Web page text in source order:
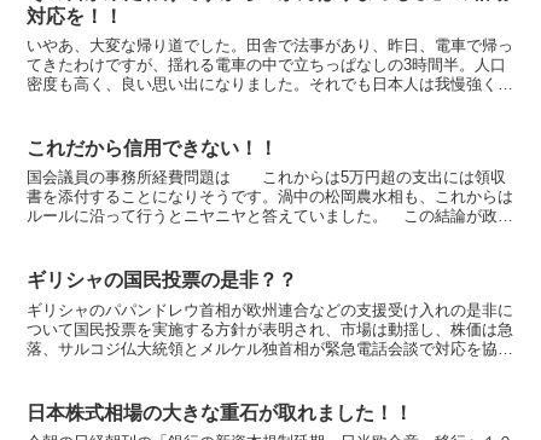
対応を！！
いやあ、大変な帰り道でした。田舎で法事があり、昨日、電車で帰っ
てきたわけですが、揺れる電車の中で立ちっぱなしの3時間半。人口
密度も高く、良い思い出になりました。それでも日本人は我慢強く、
これだから信用できない！！
国会議員の事務所経費問題は これからは5万円超の支出には領収
書を添付することになりそうです。渦中の松岡農水相も、これからは
ルールに沿って行うとニヤニヤと答えていました。 この結論が政治
ギリシャの国民投票の是非？？
ギリシャのパパンドレウ首相が欧州連合などの支援受け入れの是非に
ついて国民投票を実施する方針が表明され、市場は動揺し、株価は急
落、サルコジ仏大統領とメルケル独首相が緊急電話会談で対応を協議
日本株式相場の大きな重石が取れました！！